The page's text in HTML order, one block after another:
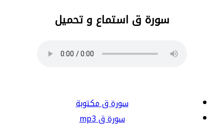
سورة ق استماع و تحميل
سورة ق مكتوبة
سورة ق mp3